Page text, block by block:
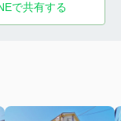
で共有する